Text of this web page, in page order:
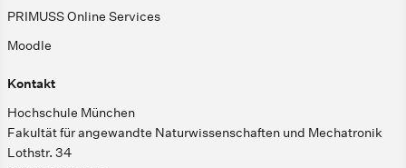
PRIMUSS Online Services
Moodle
Kontakt
Hochschule München
Fakultät für angewandte Naturwissenschaften und Mechatronik
Lothstr. 34